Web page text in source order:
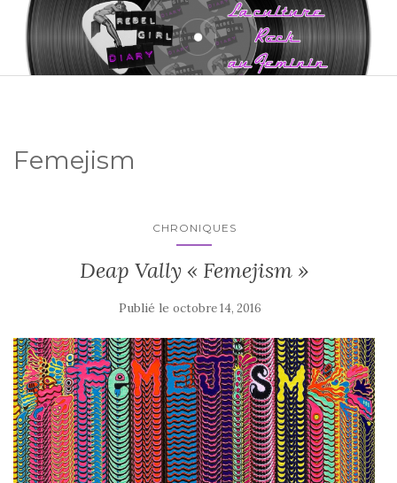
Femejism
CHRONIQUES
Deap Vally « Femejism »
Publié le octobre 14, 2016